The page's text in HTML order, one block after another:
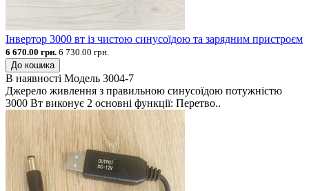
Інвертор 3000 вт із чистою синусоїдою та зарядним пристроєм
6 670.00 грн. 6 730.00 грн.
До кошика
В наявності Модель 3004-7
Джерело живлення з правильною синусоїдою потужністю
3000 Вт виконує 2 основні функції: Перетво..